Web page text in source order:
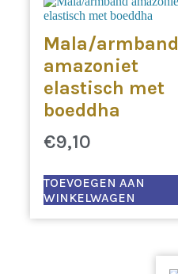
Mala/armband
amazoniet
elastisch met
boeddha
€9,10
TOEVOEGEN AAN
WINKELWAGEN